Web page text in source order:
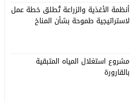
أنظمة الأغذية والزراعة تُطلق خطة عمل
لاستراتيجية طموحة بشأن المناخ
مشروع استغلال المياه المتبقية
بالقارورة